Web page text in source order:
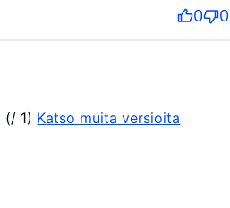
0 0
(/ 1) katso muita versioita